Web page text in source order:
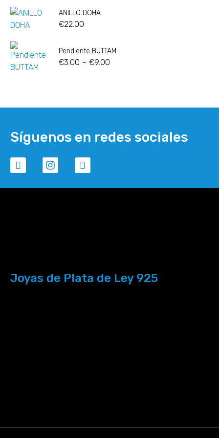
ANILLO DOHA
€22.00
Pendiente BUTTAM
€3.00 - €9.00
Síguenos en redes sociales
Joyas de Plata de Ley 925